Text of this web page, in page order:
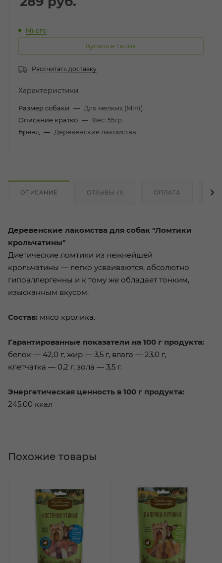
Много
Купить в 1 клик
Рассчитать доставку
Характеристики
Размер собаки — Для мелких (Mini)
Описание кратко — Вес: 55гр.
Бренд — Деревенские лакомства
ОПИСАНИЕ ОТЗЫВЫ (1) ОПЛАТА
Деревенские лакомства для собак "Ломтики
крольчатины"
Диетические ломтики из нежнейшей
крольчатины — легко усваиваются, абсолютно
гипоаллергенны и к тому же обладает тонким,
изысканным вкусом.
Состав: мясо кролика.
Гарантированные показатели на 100 г продукта:
белок — 42,0 г, жир — 3,5 г, влага — 23,0 г,
клетчатка — 0,2 г, зола — 3,5 г.
Энергетическая ценность в 100 г продукта:
245,00 ккал
Похожие товары